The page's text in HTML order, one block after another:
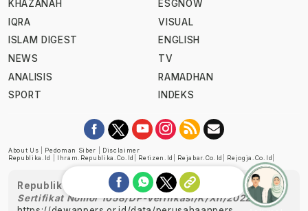
KHAZANAH
IQRA
ISLAM DIGEST
NEWS
ANALISIS
SPORT
ESGNOW
VISUAL
ENGLISH
TV
RAMADHAN
INDEKS
About Us Pedoman Siber
Disclaimer
Republika.id
Ihram.republika.co.id Retizen.id Rejabar.co.id Rejogja.co.id
Republika telah diverifikasi oleh Dewan Pers
Sertifikat Nomor 1058/DP-Verifikasi/K/XII/2022